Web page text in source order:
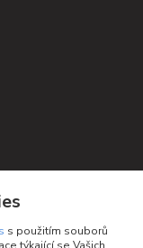
s použitím souborů